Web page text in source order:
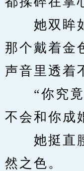
她双眸如
那个戴着金
声音里透着
“你究竟
不会和你成
她挺直腰
然之色。